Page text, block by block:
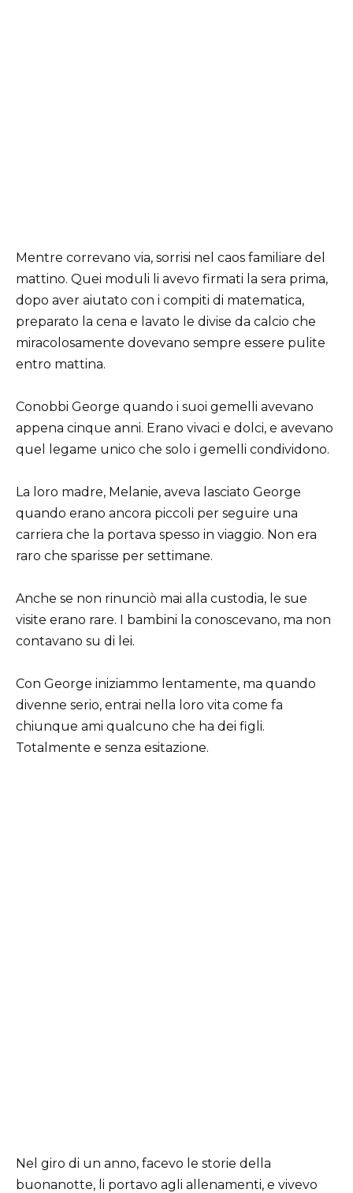
Mentre correvano via, sorrisi nel caos familiare del
mattino. Quei moduli li avevo firmati la sera prima,
dopo aver aiutato con i compiti di matematica,
preparato la cena e lavato le divise da calcio che
miracolosamente dovevano sempre essere pulite
entro mattina.
Conobbi George quando i suoi gemelli avevano
appena cinque anni. Erano vivaci e dolci, e avevano
quel legame unico che solo i gemelli condividono.
La loro madre, Melanie, aveva lasciato George
quando erano ancora piccoli per seguire una
carriera che la portava spesso in viaggio. Non era
raro che sparisse per settimane.
Anche se non rinunciò mai alla custodia, le sue
visite erano rare. I bambini la conoscevano, ma non
contavano su di lei.
Con George iniziammo lentamente, ma quando
divenne serio, entrai nella loro vita come fa
chiunque ami qualcuno che ha dei figli.
Totalmente e senza esitazione.
Nel giro di un anno, facevo le storie della
buonanotte, li portavo agli allenamenti, e vivevo